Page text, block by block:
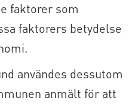
faktorer som
faktorers betydelse
användes dessutom
anmält för att